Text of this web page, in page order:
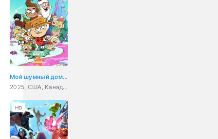
Мой шумный дом: Послушный или нет?
2025, США, Канада, мультфильм, боевик, комедия, приключения, семейный
HD